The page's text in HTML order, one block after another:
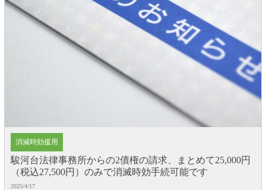
消滅時効援用
駿河台法律事務所からの2債権の請求、まとめて25,000円
（税込27,500円）のみで消滅時効手続可能です
2025/4/17